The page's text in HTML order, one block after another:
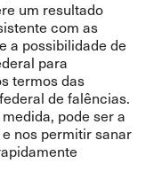
um resultado
com as
a possibilidade de
para
termos das
de falências.
pode ser a
nos permitir sanar